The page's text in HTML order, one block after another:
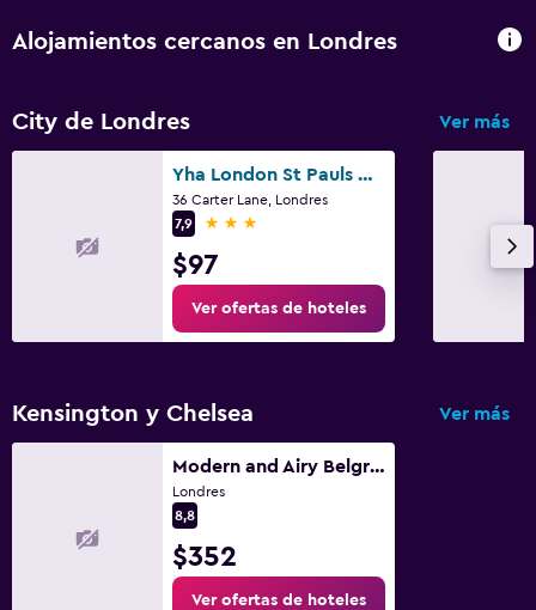
Alojamientos cercanos en Londres
City de Londres Ver más
Yha London St Pauls Hostel
36 Carter Lane, Londres
7,9
3 estrellas
$97
Ver ofertas de hoteles
Kensington y Chelsea Ver más
Modern and Airy Belgravia Living
Londres
8,8
$352
Ver ofertas de hoteles